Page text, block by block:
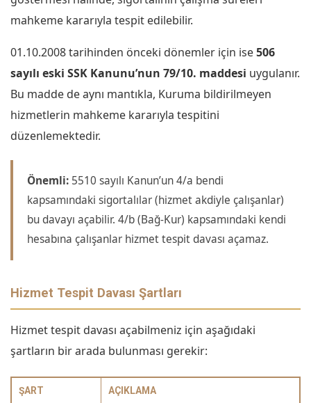
mahkeme kararıyla tespit edilebilir.
01.10.2008 tarihinden önceki dönemler için ise506
sayılı eski SSK Kanunu’nun 79/10. maddesi uygulanır.
Bu madde de aynı mantıkla, Kuruma bildirilmeyen
hizmetlerin mahkeme kararıyla tespitini
düzenlemektedir.
Önemli: 5510 sayılı Kanun’un 4/a bendi
kapsamındaki sigortalılar (hizmet akdiyle çalışanlar)
bu davayı açabilir. 4/b (Bağ-Kur) kapsamındaki kendi
hesabına çalışanlar hizmet tespit davası açamaz.
Hizmet Tespit Davası Şartları
Hizmet tespit davası açabilmeniz için aşağıdaki
şartların bir arada bulunması gerekir:
ŞART AÇIKLAMA